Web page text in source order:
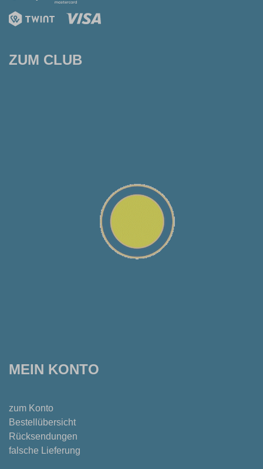
ZUM CLUB
MEIN KONTO
zum Konto
Bestellübersicht
Rücksendungen
falsche Lieferung